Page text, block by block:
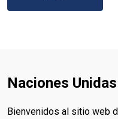
Naciones
Bienvenidos al sitio web